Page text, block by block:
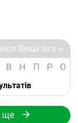
Вища ліга
В Н П Р О
ще